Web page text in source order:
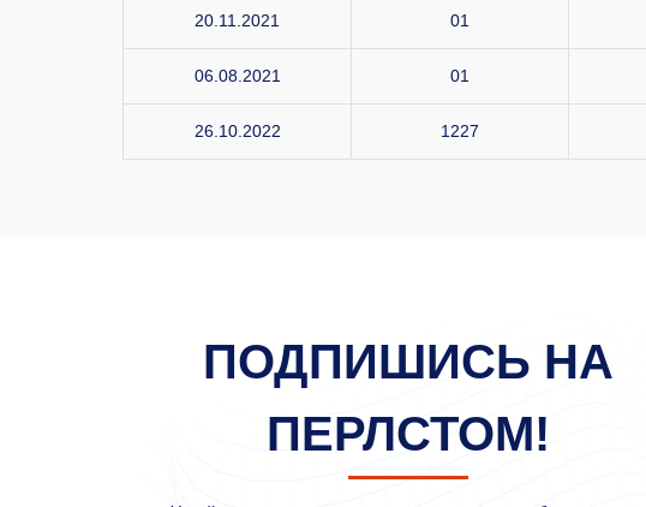
20.11.2021 01
06.08.2021 01
26.10.2022 1227
ПОДПИШИСЬ НА
ПЕРЛСТОМ!